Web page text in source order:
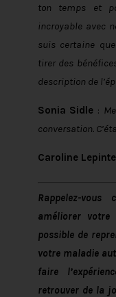
ton temps et
incroyable avec
suis certaine
tirer des
description de
Sonia Sidle :
conversation.
Caroline
Rappelez-
améliorer
possible de
votre maladie
faire
retrouver de la